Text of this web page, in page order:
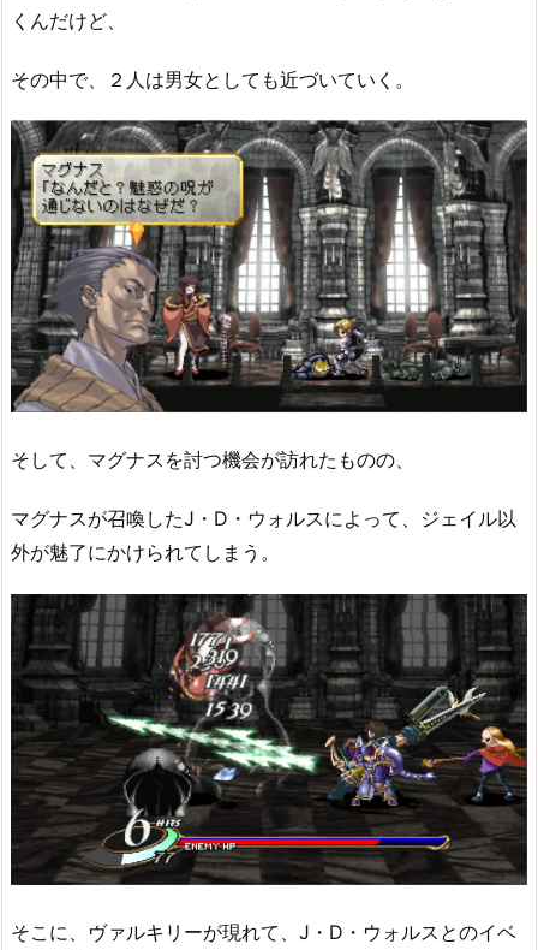
くんだけど、
その中で、２人は男女としても近づいていく。
そして、マグナスを討つ機会が訪れたものの、
マグナスが召喚したJ・D・ウォルスによって、ジェイル以
外が魅了にかけられてしまう。
そこに、ヴァルキリーが現れて、J・D・ウォルスとのイベ